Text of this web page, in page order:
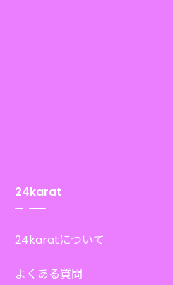
24karat
24karatについて
よくある質問